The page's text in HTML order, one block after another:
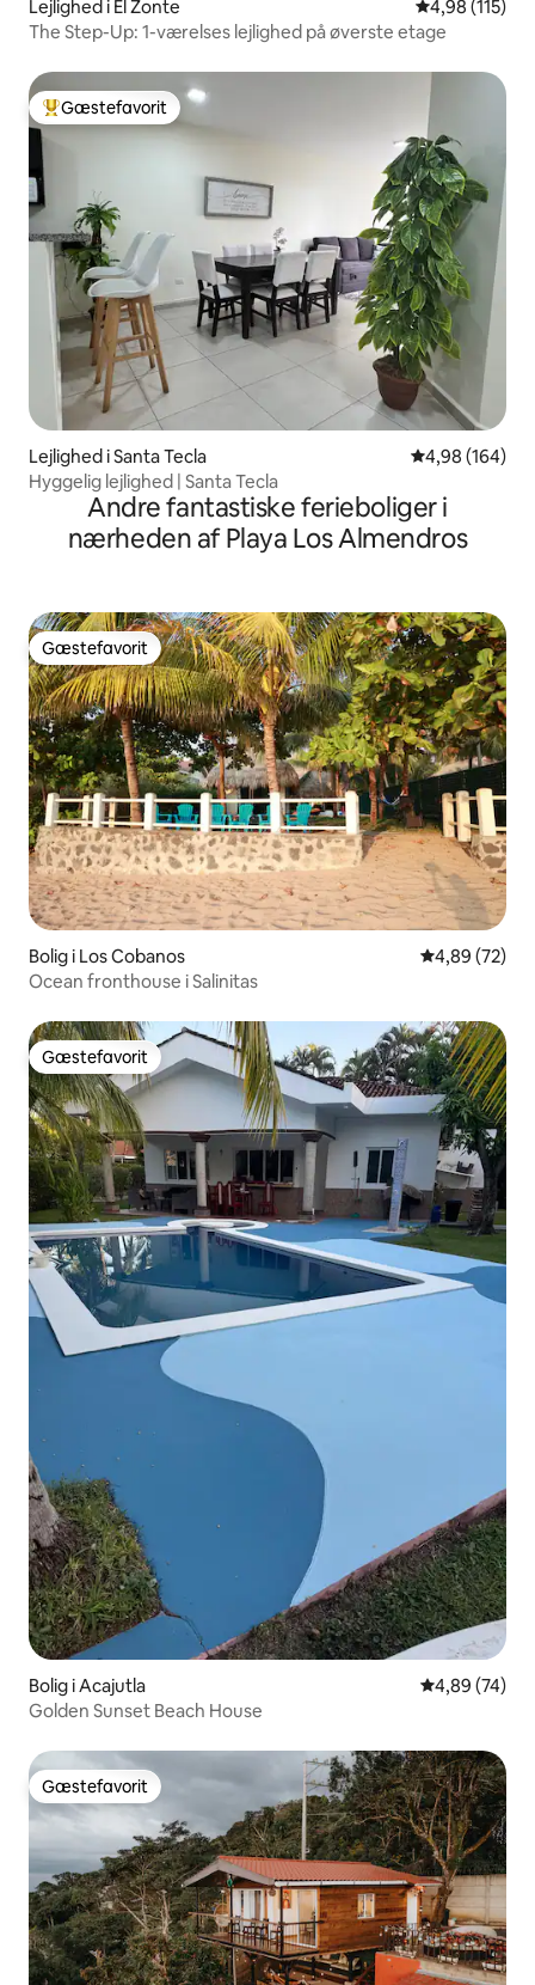
Lejlighed i El Zonte 4,98 ud af 5 i
4,98 (115)
The Step-Up: 1-værelses lejlighed på øverste etage
Bedste gæstefavorit
Gæstefavorit
Lejlighed i Santa Tecla 4,98 ud af 5 i
4,98 (164)
Hyggelig lejlighed | Santa Tecla
Andre fantastiske ferieboliger i
nærheden af Playa Los Almendros
Gæstefavorit
Gæstefavorit
Bolig i Los Cobanos 4,89 ud af 5 i
4,89 (72)
Ocean fronthouse i Salinitas
Gæstefavorit
Gæstefavorit
Bolig i Acajutla 4,89 ud af 5 i
4,89 (74)
Golden Sunset Beach House
Gæstefavorit
Gæstefavorit